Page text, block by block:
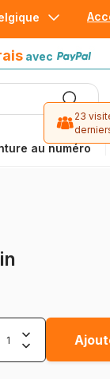
avec
au numéro
23